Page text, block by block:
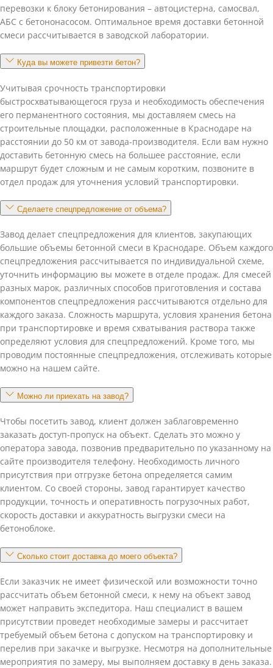
перевозки к блоку бетонирования – автоцистерна, самосвал,
АБС с бетононасосом. Оптимальное время доставки бетонной
смеси рассчитывается в заводской лаборатории.
Куда вы можете привезти бетон?
Учитывая срочность транспортировки
быстросхватывающегося груза и необходимость обеспечения
его перманентного состояния, мы доставляем смесь на
строительные площадки, расположенные в Краснодаре на
расстоянии до 50 км от завода-производителя. Если вам нужно
доставить бетонную смесь на большее расстояние, если
маршрут будет сложным и не самым коротким, позвоните в
отдел продаж для уточнения условий транспортировки.
Сделаете спецпредложение от объема?
Завод делает спецпредложения для клиентов, закупающих
большие объемы бетонной смеси в Краснодаре. Объем каждого
спецпредложения рассчитывается по индивидуальной схеме,
уточнить информацию вы можете в отделе продаж. Для смесей
разных марок, различных способов приготовления и состава
компонентов спецпредложения рассчитываются отдельно для
каждого заказа. Сложность маршрута, условия хранения бетона
при транспортировке и время схватывания раствора также
определяют условия для спецпредложений. Кроме того, мы
проводим постоянные спецпредложения, отслеживать которые
можно на нашем сайте.
Можно ли приехать на завод?
Чтобы посетить завод, клиент должен заблаговременно
заказать доступ-пропуск на объект. Сделать это можно у
оператора завода, позвонив предварительно по указанному на
сайте производителя телефону. Необходимость личного
присутствия при отгрузке бетона определяется самим
клиентом. Со своей стороны, завод гарантирует качество
продукции, точность и оперативность погрузочных работ,
скорость доставки и аккуратность выгрузки смеси на
бетоноблоке.
Сколько стоит доставка до моего объекта?
Если заказчик не имеет физической или возможности точно
рассчитать объем бетонной смеси, к нему на объект завод
может направить экспедитора. Наш специалист в вашем
присутствии проведет необходимые замеры и рассчитает
требуемый объем бетона с допуском на транспортировку и
перелив при закачке и выгрузке. Несмотря на дополнительные
мероприятия по замеру, мы выполняем доставку в день заказа.